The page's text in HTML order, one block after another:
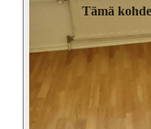
Tämä